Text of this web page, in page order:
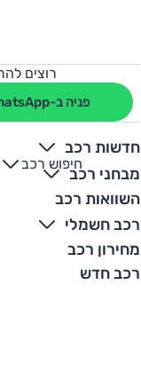
רוצים
פניה ב-WhatsApp
חדשות רכב
מבחני רכב
השוואות רכב
רכב חשמלי
מחירון רכב
רכב חדש
חיפוש רכב
+
-